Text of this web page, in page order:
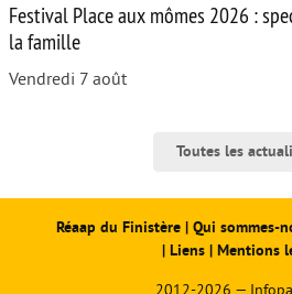
Festival Place aux mômes 2026 :
la famille
Vendredi 7 août
Toutes les
Réaap du Finistère| Qui sommes-
| Liens | Mentions
2012-2026 —